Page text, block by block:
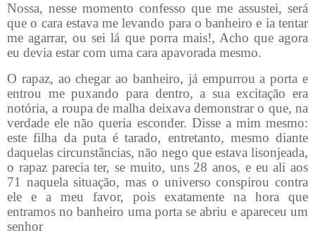
Nossa, nesse momento confesso que me assustei, será
que o cara estava me levando para o banheiro e ia tentar
me agarrar, ou sei lá que porra mais!, Acho que agora
eu devia estar com uma cara apavorada mesmo.
O rapaz, ao chegar ao banheiro, já empurrou a porta e
entrou me puxando para dentro, a sua excitação era
notória, a roupa de malha deixava demonstrar o que, na
verdade ele não queria esconder. Disse a mim mesmo:
este filha da puta é tarado, entretanto, mesmo diante
daquelas circunstâncias, não nego que estava lisonjeada,
o rapaz parecia ter, se muito, uns 28 anos, e eu ali aos
71 naquela situação, mas o universo conspirou contra
ele e a meu favor, pois exatamente na hora que
entramos no banheiro uma porta se abriu e apareceu um
senhor